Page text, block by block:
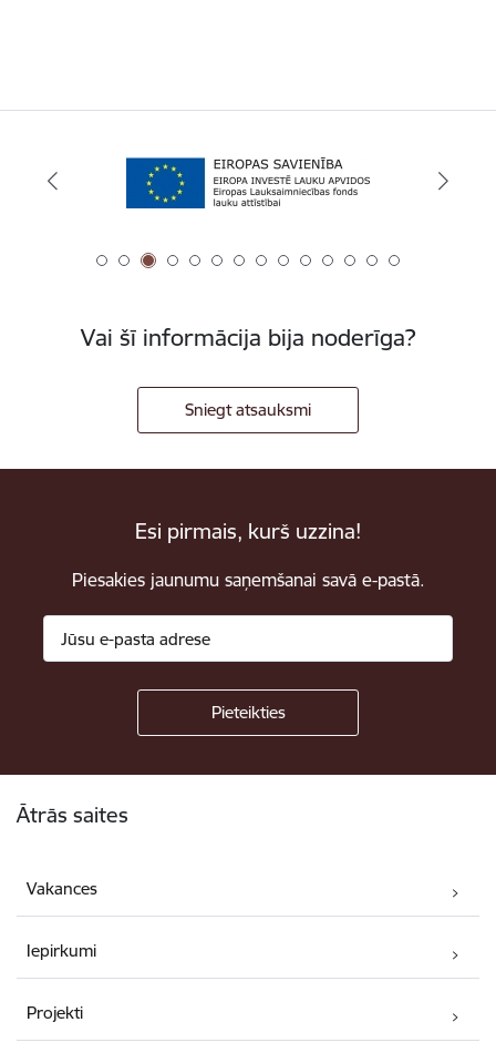
Vai šī informācija bija noderīga?
Sniegt atsauksmi
Esi pirmais, kurš uzzina!
Piesakies jaunumu saņemšanai savā e-pastā.
Ātrās saites
Vakances
Iepirkumi
Projekti